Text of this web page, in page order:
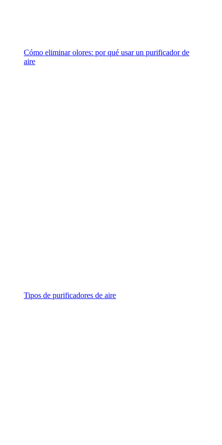
Cómo eliminar olores: por qué usar un purificador de
aire
Tipos de purificadores de aire